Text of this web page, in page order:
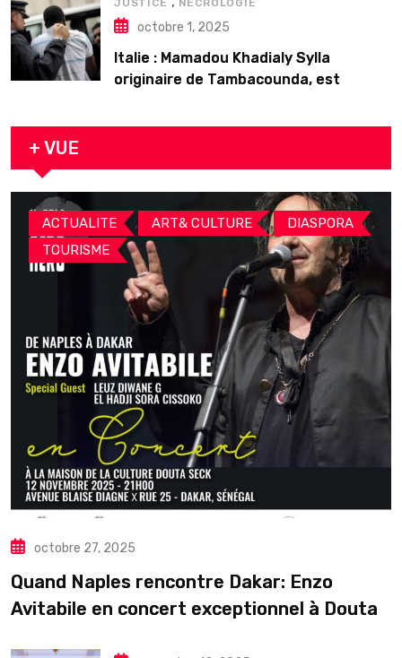
JUSTICE NÉCROLOGIE
octobre 1, 2025
Italie : Mamadou Khadialy Sylla
originaire de Tambacounda, est
arrestation
+ VUE
ACTUALITE , ART& CULTURE , DIASPORA ,
TOURISME
octobre 27, 2025
Quand Naples rencontre Dakar: Enzo
Avitabile en concert exceptionnel à Douta